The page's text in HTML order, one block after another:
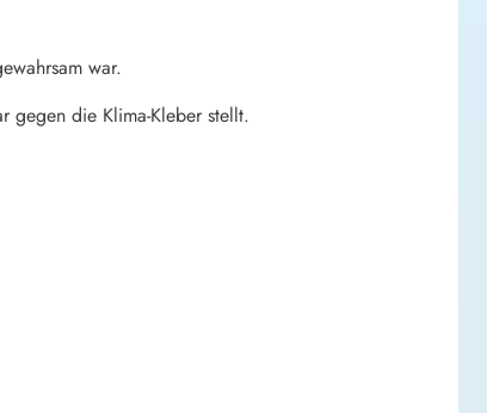
war.
gegen die Klima-Kleber stellt.